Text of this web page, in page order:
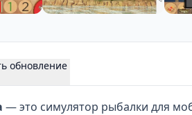
обновление
— это симулятор рыбалки для